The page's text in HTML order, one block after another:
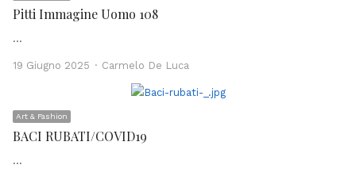
Pitti Immagine Uomo 108
…
19 Giugno 2025 Author
Carmelo De Luca
Art & Fashion
BACI RUBATI/COVID19
…